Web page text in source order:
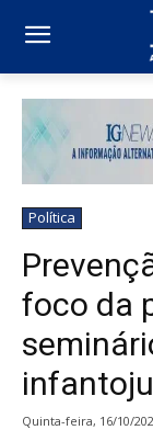
Política
foco da
quinta-feira, 16/10/